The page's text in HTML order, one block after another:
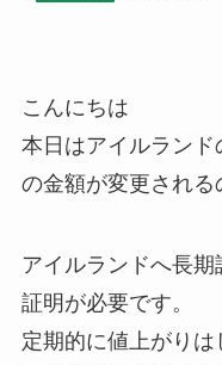
こんにちは
本日はアイルランド
の金額が変更される
アイルランドへ長
証明が必要です。
定期的に値上がり